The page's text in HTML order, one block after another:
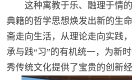
这种寓教于乐、融理于情的
典籍的哲学思想焕发出新的生
斋走向生活，从理论走向实践
承与践“习”的有机统一，为新
秀传统文化提供了宝贵的创新经